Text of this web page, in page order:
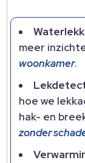
meer
woonkamer.​
hoe we
hak- en
zonder